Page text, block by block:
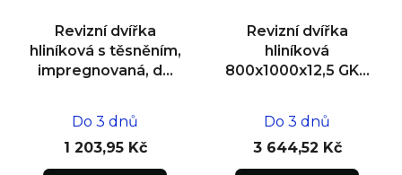
Revizní dvířka
hliníková s těsněním,
impregnovaná, do
Do 3 dnů
1 203,95 Kč
Revizní dvířka
hliníková
800x1000x12,5 GKB
Do 3 dnů
3 644,52 Kč